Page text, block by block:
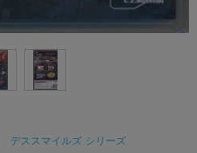
デススマイルズ シリーズ